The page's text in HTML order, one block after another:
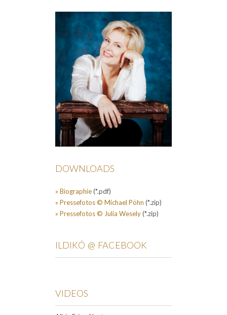
DOWNLOADS
» Biographie(*.pdf)
» Pressefotos © Michael Pöhn (*.zip)
» Pressefotos © Julia Wesely(*.zip)
ILDIKÓ @ FACEBOOK
VIDEOS